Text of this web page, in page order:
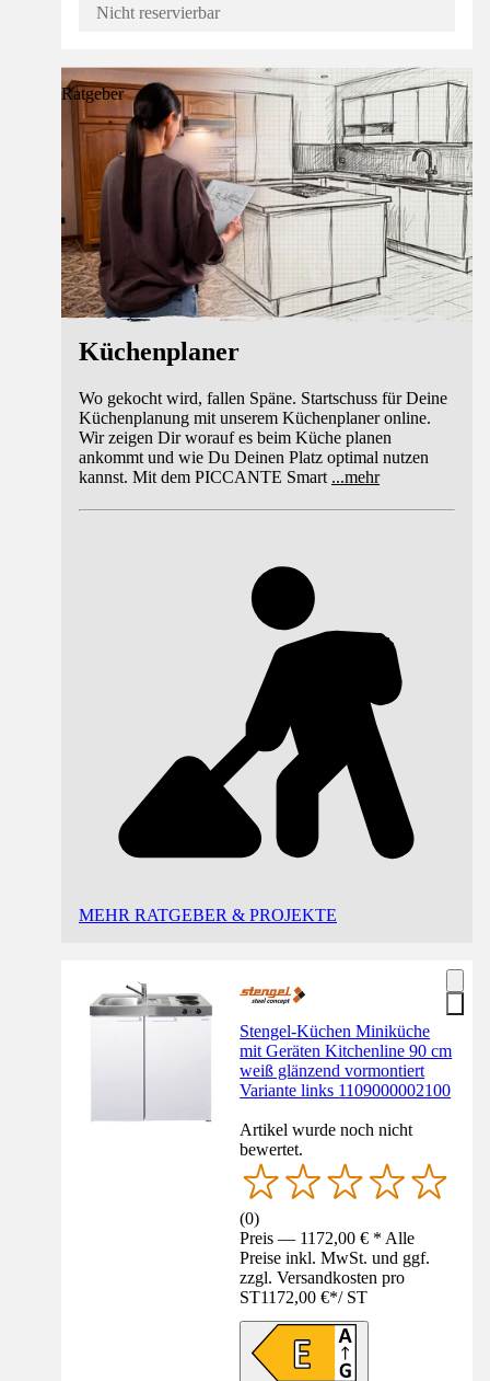
Nicht reservierbar
Ratgeber
Küchenplaner
Wo gekocht wird, fallen Späne. Startschuss für Deine
Küchenplanung mit unserem Küchenplaner online.
Wir zeigen Dir worauf es beim Küche planen
ankommt und wie Du Deinen Platz optimal nutzen
kannst. Mit dem PICCANTE Smart ...mehr
MEHR RATGEBER & PROJEKTE
Stengel-Küchen Miniküche
mit Geräten Kitchenline 90 cm
weiß glänzend vormontiert
Variante links 1109000002100
Artikel wurde noch nicht
bewertet.
(0)
Preis — 1172,00 € * Alle
Preise inkl. MwSt. und ggf.
zzgl. Versandkosten pro
ST1172,00 €*/ ST